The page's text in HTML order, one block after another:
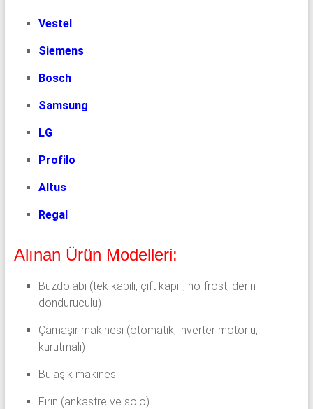
Vestel
Siemens
Bosch
Samsung
LG
Profilo
Altus
Regal
Alınan Ürün Modelleri:
Buzdolabı (tek kapılı, çift kapılı, no-frost, derin
donduruculu)
Çamaşır makinesi (otomatik, inverter motorlu,
kurutmalı)
Bulaşık makinesi
Fırın (ankastre ve solo)